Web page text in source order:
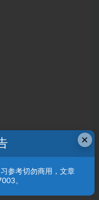
×
参考切勿商用，文章
。